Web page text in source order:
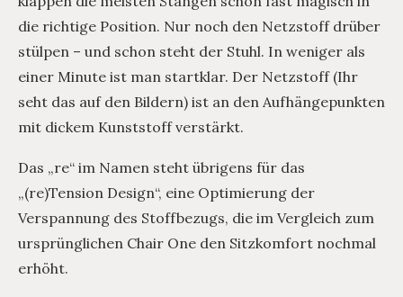
die richtige Position. Nur noch den Netzstoff drüber
stülpen – und schon steht der Stuhl. In weniger als
einer Minute ist man startklar. Der Netzstoff (Ihr
seht das auf den Bildern) ist an den Aufhängepunkten
mit dickem Kunststoff verstärkt.
Das „re“ im Namen steht übrigens für das
„(re)Tension Design“, eine Optimierung der
Verspannung des Stoffbezugs, die im Vergleich zum
ursprünglichen Chair One den Sitzkomfort nochmal
erhöht.